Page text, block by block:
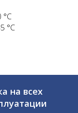
°C
°C
на всех